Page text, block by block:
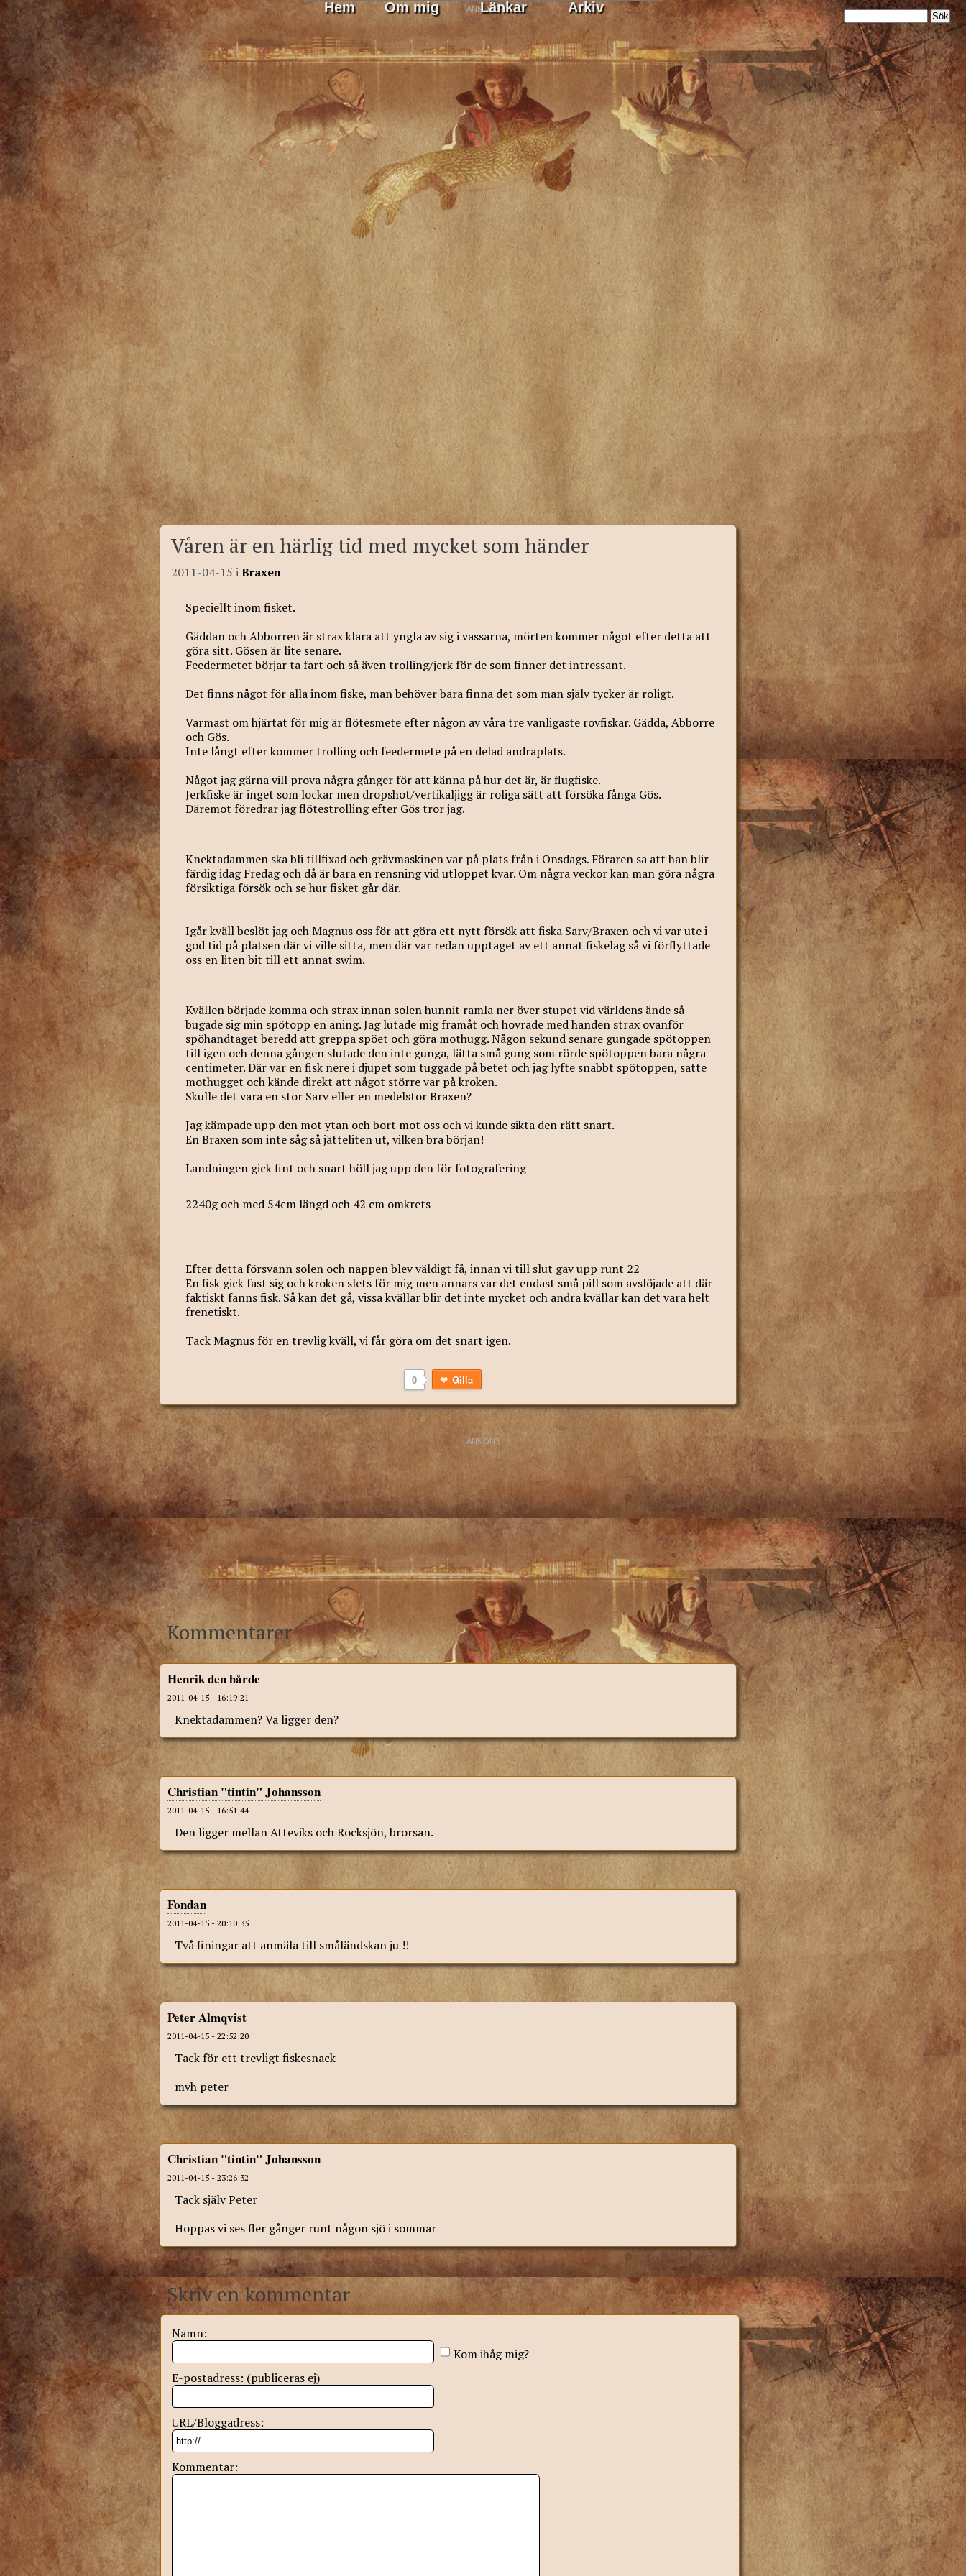
Hem Om mig Länkar Arkiv
Våren är en härlig tid med mycket som händer
2011-04-15 iBraxen
Speciellt inom fisket.
Gäddan och Abborren är strax klara att yngla av sig i vassarna, mörten kommer något efter detta att
göra sitt. Gösen är lite senare.
Feedermetet börjar ta fart och så även trolling/jerk för de som finner det intressant.
Det finns något för alla inom fiske, man behöver bara finna det som man själv tycker är roligt.
Varmast om hjärtat för mig är flötesmete efter någon av våra tre vanligaste rovfiskar. Gädda, Abborre
och Gös.
Inte långt efter kommer trolling och feedermete på en delad andraplats.
Något jag gärna vill prova några gånger för att känna på hur det är, är flugfiske.
Jerkfiske är inget som lockar men dropshot/vertikaljigg är roliga sätt att försöka fånga Gös.
Däremot föredrar jag flötestrolling efter Gös tror jag.
Knektadammen ska bli tillfixad och grävmaskinen var på plats från i Onsdags. Föraren sa att han blir
färdig idag Fredag och då är bara en rensning vid utloppet kvar. Om några veckor kan man göra några
försiktiga försök och se hur fisket går där.
Igår kväll beslöt jag och Magnus oss för att göra ett nytt försök att fiska Sarv/Braxen och vi var ute i
god tid på platsen där vi ville sitta, men där var redan upptaget av ett annat fiskelag så vi förflyttade
oss en liten bit till ett annat swim.
Kvällen började komma och strax innan solen hunnit ramla ner över stupet vid världens ände så
bugade sig min spötopp en aning. Jag lutade mig framåt och hovrade med handen strax ovanför
spöhandtaget beredd att greppa spöet och göra mothugg. Någon sekund senare gungade spötoppen
till igen och denna gången slutade den inte gunga, lätta små gung som rörde spötoppen bara några
centimeter. Där var en fisk nere i djupet som tuggade på betet och jag lyfte snabbt spötoppen, satte
mothugget och kände direkt att något större var på kroken.
Skulle det vara en stor Sarv eller en medelstor Braxen?
Jag kämpade upp den mot ytan och bort mot oss och vi kunde sikta den rätt snart.
En Braxen som inte såg så jätteliten ut, vilken bra början!
Landningen gick fint och snart höll jag upp den för fotografering
2240g och med 54cm längd och 42 cm omkrets
Efter detta försvann solen och nappen blev väldigt få, innan vi till slut gav upp runt 22
En fisk gick fast sig och kroken slets för mig men annars var det endast små pill som avslöjade att där
faktiskt fanns fisk. Så kan det gå, vissa kvällar blir det inte mycket och andra kvällar kan det vara helt
frenetiskt.
Tack Magnus för en trevlig kväll, vi får göra om det snart igen.
0 Gilla
Kommentarer
Henrik den hårde
2011-04-15 - 16:19:21
Knektadammen? Va ligger den?
Christian "tintin" Johansson
2011-04-15 - 16:51:44
Den ligger mellan Atteviks och Rocksjön, brorsan.
Fondan
2011-04-15 - 20:10:35
Två finingar att anmäla till småländskan ju !!
Peter Almqvist
2011-04-15 - 22:52:20
Tack för ett trevligt fiskesnack
mvh peter
Christian "tintin" Johansson
2011-04-15 - 23:26:32
Tack själv Peter
Hoppas vi ses fler gånger runt någon sjö i sommar
Skriv en kommentar
Namn:
Kom ihåg mig?
E-postadress: (publiceras ej)
URL/Bloggadress:
Kommentar: